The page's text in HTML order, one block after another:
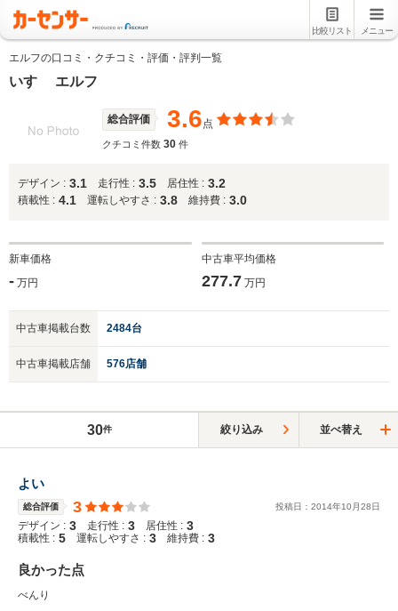
比較リスト メニュー
エルフの口コミ・クチコミ・評価・評判一覧
いすゞ エルフ
総合評価 3.6点
クチコミ件数 30 件
デザイン : 3.1 走行性 : 3.5 居住性 : 3.2
積載性 : 4.1 運転しやすさ : 3.8 維持費 : 3.0
新車価格
- 万円
中古車平均価格
277.7 万円
中古車掲載台数 2484台
中古車掲載店舗 576店舗
30件 絞り込み 並べ替え
よい
総合評価 3 投稿日： 2014年10 月28日
デザイン : 3 走行性 : 3 居住性 : 3
積載性 : 5 運転しやすさ : 3 維持費 : 3
良かった点
べんり